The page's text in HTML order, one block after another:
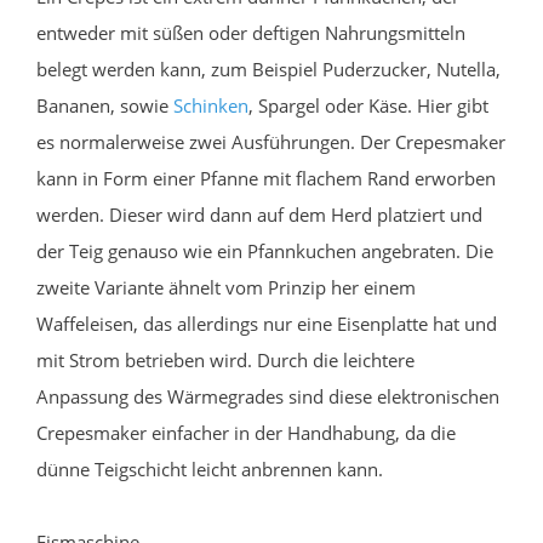
entweder mit süßen oder deftigen Nahrungsmitteln
belegt werden kann, zum Beispiel Puderzucker, Nutella,
Bananen, sowie Schinken, Spargel oder Käse. Hier gibt
es normalerweise zwei Ausführungen. Der Crepesmaker
kann in Form einer Pfanne mit flachem Rand erworben
werden. Dieser wird dann auf dem Herd platziert und
der Teig genauso wie ein Pfannkuchen angebraten. Die
zweite Variante ähnelt vom Prinzip her einem
Waffeleisen, das allerdings nur eine Eisenplatte hat und
mit Strom betrieben wird. Durch die leichtere
Anpassung des Wärmegrades sind diese elektronischen
Crepesmaker einfacher in der Handhabung, da die
dünne Teigschicht leicht anbrennen kann.